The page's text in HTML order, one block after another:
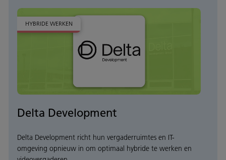
HYBRIDE WERKEN
Delta Development
Delta Development richt hun vergaderruimtes en IT-
omgeving opnieuw in om optimaal hybride te werken en